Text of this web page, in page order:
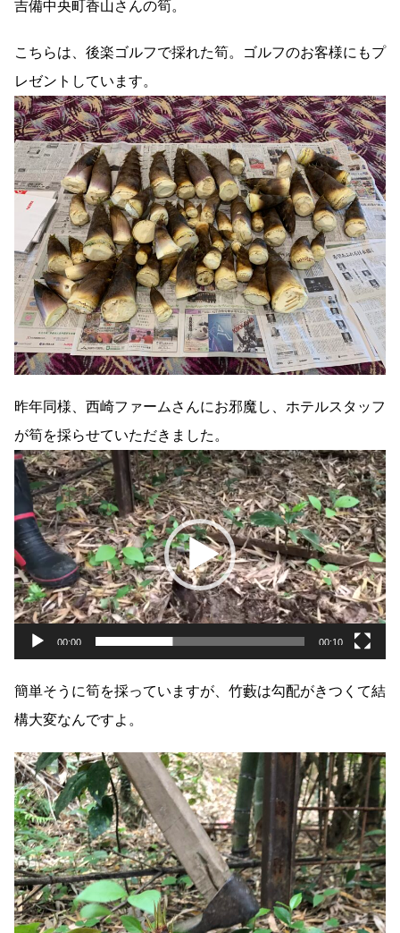
吉備中央町香山さんの筍。
こちらは、後楽ゴルフで採れた筍。ゴルフのお客様にもプ
レゼントしています。
昨年同様、西崎ファームさんにお邪魔し、ホテルスタッフ
が筍を採らせていただきました。
動
プ
レ
ー
ヤ
ー
00:00 00:10
簡単そうに筍を採っていますが、竹藪は勾配がきつくて結
構大変なんですよ。